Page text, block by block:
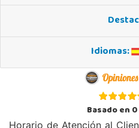
Idiomas:
Basado en0
Horario de Atención al